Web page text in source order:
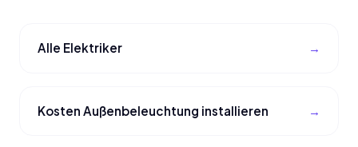
Alle Elektriker
Kosten Außenbeleuchtung installieren